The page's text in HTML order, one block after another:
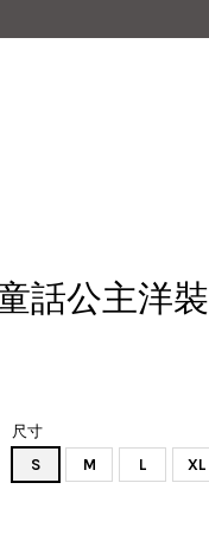
話公主洋裝
尺寸
S
M L XL